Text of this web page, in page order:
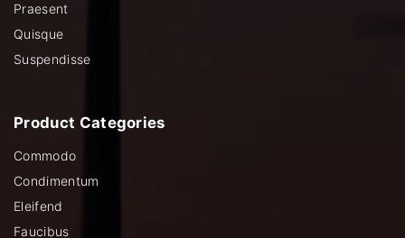
Praesent
Quisque
Suspendisse
Product Categories
Commodo
Condimentum
Eleifend
Faucibus